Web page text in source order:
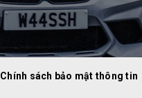
Chính sách bảo mật thông tin